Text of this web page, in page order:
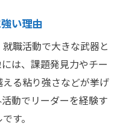
い理由
職活動で大きな武器と
は、課題発見力やチー
る粘り強さなどが挙げ
動でリーダーを経験す
す。